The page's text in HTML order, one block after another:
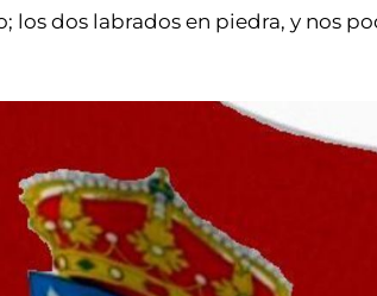
los dos labrados en piedra, y nos